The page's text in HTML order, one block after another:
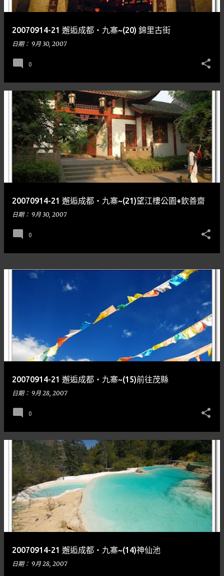
20070914-21 邂逅成都‧九寨~(20) 錦里古街
日期： 9月 30, 2007
0
20070914-21 邂逅成都‧九寨~(21)望江樓公園+欽善齋
日期： 9月 30, 2007
0
20070914-21 邂逅成都‧九寨~(15)前往茂縣
日期： 9月 28, 2007
0
20070914-21 邂逅成都‧九寨~(14)神仙池
日期： 9月 28, 2007